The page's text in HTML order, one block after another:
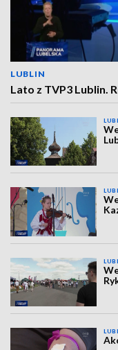
LUBLIN
Lato z TVP3 Lublin.